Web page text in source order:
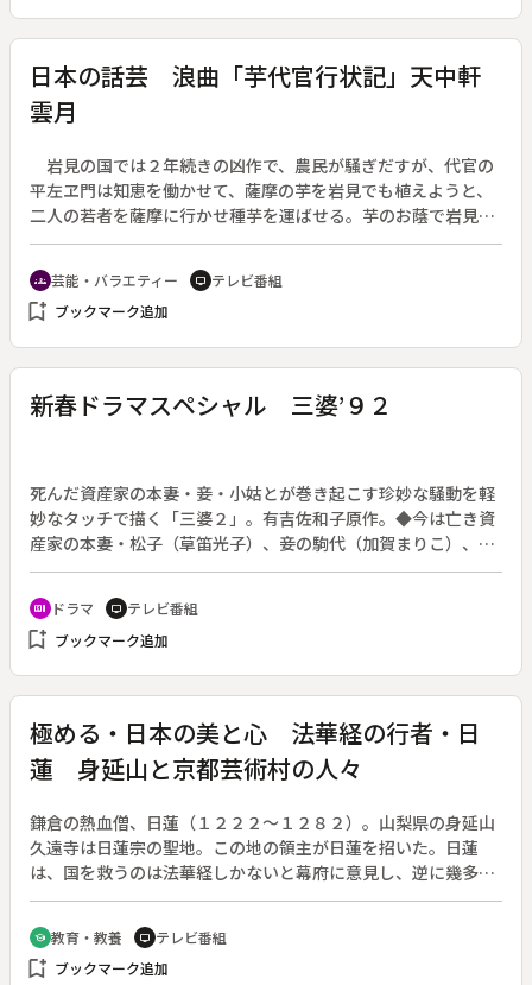
を探る。
日本の話芸 浪曲「芋代官行状記」天中軒
雲月
岩見の国では２年続きの凶作で、農民が騒ぎだすが、代官の
平左ヱ門は知恵を働かせて、薩摩の芋を岩見でも植えようと、
二人の若者を薩摩に行かせ種芋を運ばせる。芋のお蔭で岩見で
は食糧危機を無事乗り切ったという芋殿様の物語。◆作／房前
智光、曲師／伊丹明
groups 芸能・バラエティー tv テレビ番組
bookmark_add ブックマーク追加
新春ドラマスペシャル 三婆’９２
死んだ資産家の本妻・妾・小姑とが巻き起こす珍妙な騒動を軽
妙なタッチで描く「三婆２」。有吉佐和子原作。◆今は亡き資
産家の本妻・松子（草笛光子）、妾の駒代（加賀まりこ）、妹
のタキ（菅井きん）の３人。小料理屋を開店してはみたものの
意見の対立から店を閉めてけんか別れと相成り、バラバラに暮
らしていた。半年後、松子の住む伊豆の古ぼけた洋館に駒代と
タキがやって来た。独りの生活はやはり寂しいと三人はまた一
とペンションを共同経営することにする。
recent_actors ドラマ tv テレビ番組
bookmark_add ブックマーク追加
極める・日本の美と心 法華経の行者・日
蓮 身延山と京都芸術村の人々
鎌倉の熱血僧、日蓮（１２２２～１２８２）。山梨県の身延山
久遠寺は日蓮宗の聖地。この地の領主が日蓮を招いた。日蓮
は、国を救うのは法華経しかないと幕府に意見し、逆に幾多の
迫害や法難に遭うがひるまず信念を貫いた。後、弟子たちが遺
志を継承、江戸時代になり京の町衆の力を得て隆盛に転ずる。
長谷川等伯、本阿弥光悦、宗達、光琳など日本を代表する芸術
家たちが法華経に帰依し、多くの美術品にそのあかしを残す。
school 教育・教養 tv テレビ番組
bookmark_add ブックマーク追加